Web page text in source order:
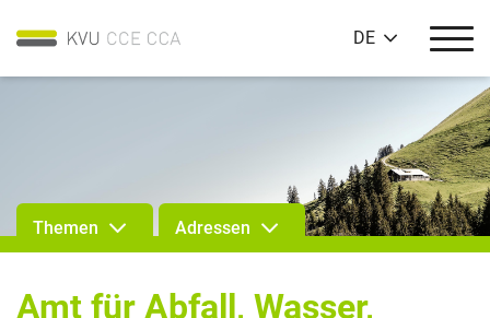
DE
Themen Adressen
Amt für Abfall, Wasser,